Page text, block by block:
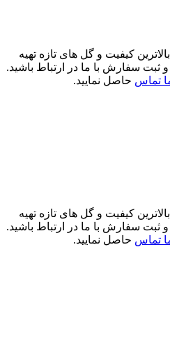
کیفیت و گل های تازه تهیه
ثبت سفارش با ما در ارتباط باشید.
تماس حاصل نمایید.
کیفیت و گل های تازه تهیه
ثبت سفارش با ما در ارتباط باشید.
تماس حاصل نمایید.